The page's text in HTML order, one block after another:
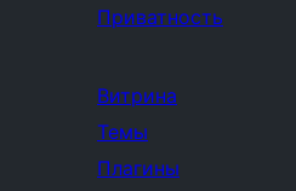
Приватность
Витрина
Темы
Плагины